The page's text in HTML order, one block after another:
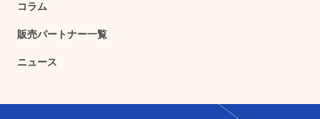
コラム
販売パートナー一覧
ニュース